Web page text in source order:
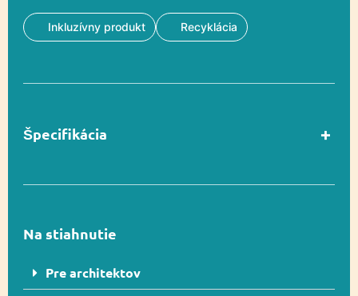
Inkluzívny produkt Recyklácia
Špecifikácia
V súlade s normou
Na stiahnutie
Pre architektov